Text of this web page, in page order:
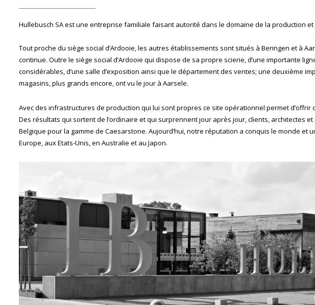
Hullebusch SA est une entreprise familiale faisant autorité dans le domaine de la production
Tout proche du siège social d’Ardooie, les autres établissements sont situés à Beringen et à
continue. Outre le siège social d’Ardooie qui dispose de sa propre scierie, d’une importante
considérables, d’une salle d’exposition ainsi que le département des ventes; une deuxième
magasins, plus grands encore, ont vu le jour à Aarsele.
Avec des infrastructures de production qui lui sont propres ce site opérationnel permet
Des résultats qui sortent de l’ordinaire et qui surprennent jour après jour, clients, architectes
Belgique pour la gamme de Caesarstone. Aujourd’hui, notre réputation a conquis le monde
Europe, aux Etats-Unis, en Australie et au Japon.